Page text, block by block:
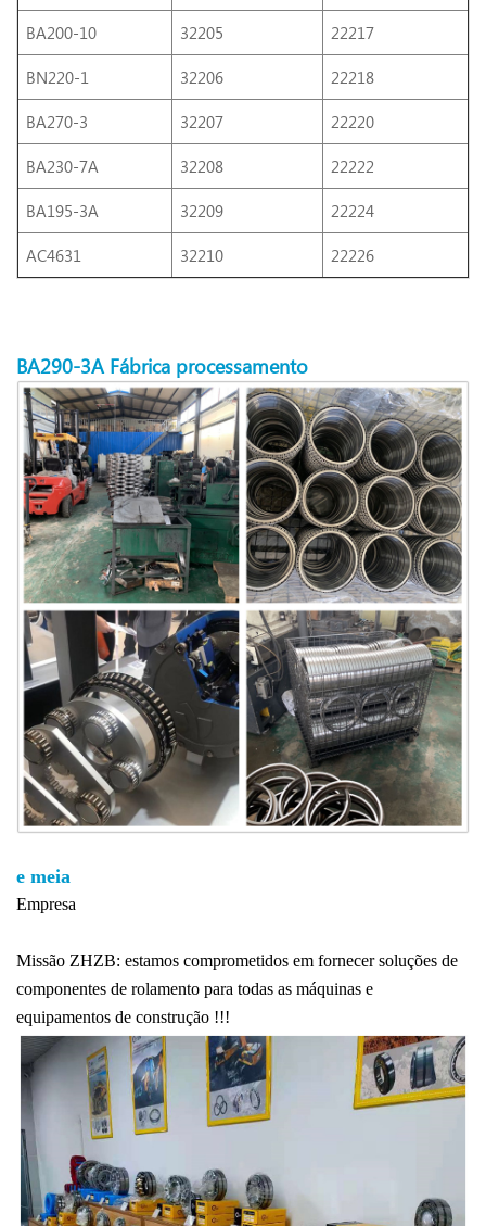
BA200-10 32205 22217
BN220-1 32206 22218
BA270-3 32207 22220
BA230-7A 32208 22222
BA195-3A 32209 22224
AC4631 32210 22226
BA290-3A Fábrica processamento
e meia
Empresa
Missão ZHZB: estamos comprometidos em fornecer soluções de
componentes de rolamento para todas as máquinas e
equipamentos de construção !!!